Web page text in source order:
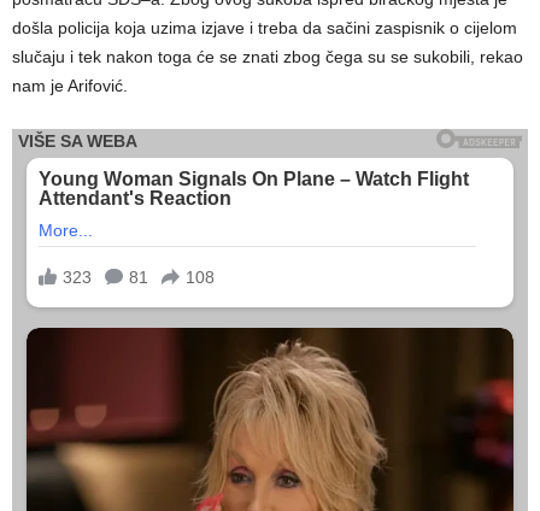
došla policija koja uzima izjave i treba da sačini zaspisnik o cijelom
slučaju i tek nakon toga će se znati zbog čega su se sukobili, rekao
nam je Arifović.